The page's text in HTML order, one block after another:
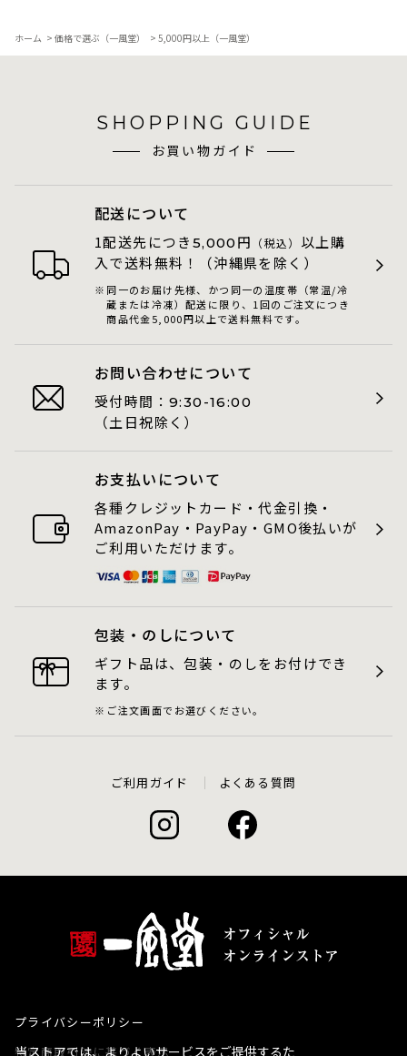
ホーム > 価格で選ぶ（一風堂） > 5,000円以上（一風堂）
SHOPPING GUIDE
お買い物ガイド
配送について
1配送先につき 5,000 円 （税込） 以上購
入で送料無料！（沖縄県を除く）
同一のお届け先様、かつ同一の温度帯（常温/冷
蔵または冷凍）配送に限り、1回のご注文につき
商品代金5,000円以上で送料無料です。
お問い合わせについて
受付時間： 9:30-16:00
（土日祝除く）
お支払いについて
各種クレジットカード・代金引換・
AmazonPay・PayPay・GMO後払いが
ご利用いただけます。
包装・のしについて
ギフト品は、包装・のしをお付けでき
ます。
ご注文画面でお選びください。
ご利用ガイド よくある質問
プライバシーポリシー
特定商取引法に基づく表示
当ストアでは、よりよいサービスをご提供するた